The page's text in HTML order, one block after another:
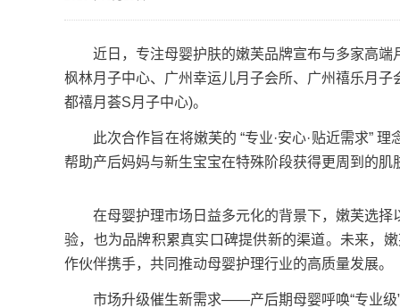
近日，专注母婴护肤的嫩芙品牌宣布与多家高端
枫林月子中心、广州幸运儿月子会所、广州禧乐月
都禧月荟S月子中心)。
此次合作旨在将嫩芙的 “专业·安心·贴近需求” 理
帮助产后妈妈与新生宝宝在特殊阶段获得更周到的肌
在母婴护理市场日益多元化的背景下，嫩芙选择
验，也为品牌积累真实口碑提供新的渠道。未来，
作伙伴携手，共同推动母婴护理行业的高质量发展。
市场升级催生新需求——产后期母婴呼唤“专业级